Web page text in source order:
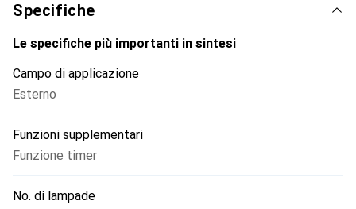
Specifiche
Le specifiche più importanti in sintesi
Campo di applicazione
Esterno
Funzioni supplementari
Funzione timer
No. di lampade